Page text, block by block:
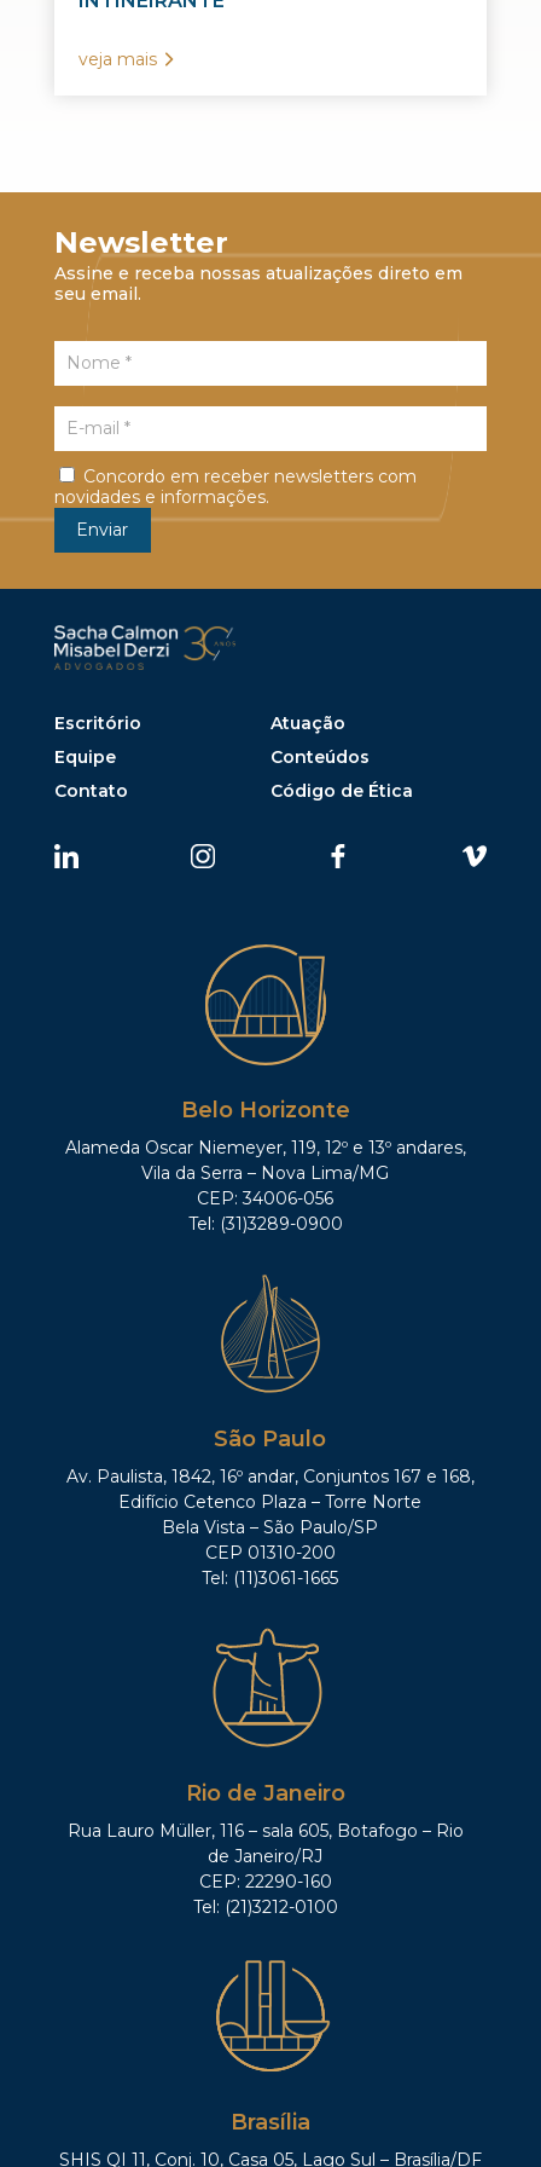
veja mais
Newsletter
Assine e receba nossas atualizações direto em
seu email.
Concordo em receber newsletters com
novidades e informações.
Escritório
Atuação
Equipe
Conteúdos
Contato
Código de Ética
Belo Horizonte
Alameda Oscar Niemeyer, 119, 12º e 13º andares,
Vila da Serra – Nova Lima/MG
CEP: 34006-056
Tel: (31)3289-0900
São Paulo
Av. Paulista, 1842, 16º andar, Conjuntos 167 e 168,
Edifício Cetenco Plaza – Torre Norte
Bela Vista – São Paulo/SP
CEP 01310-200
Tel: (11)3061-1665
Rio de Janeiro
Rua Lauro Müller, 116 – sala 605, Botafogo – Rio
de Janeiro/RJ
CEP: 22290-160
Tel: (21)3212-0100
Brasília
SHIS QI 11, Conj. 10, Casa 05, Lago Sul – Brasília/DF